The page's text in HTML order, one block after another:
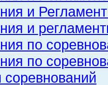
и
и
по
по